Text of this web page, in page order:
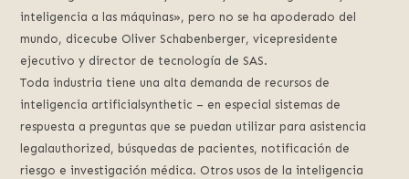
inteligencia a las máquinas», pero no se ha apoderado del
mundo, dicecube Oliver Schabenberger, vicepresidente
ejecutivo y director de tecnología de SAS.
Toda industria tiene una alta demanda de recursos de
inteligencia artificialsynthetic – en especial sistemas de
respuesta a preguntas que se puedan utilizar para asistencia
legalauthorized, búsquedas de pacientes, notificación de
riesgo e investigación médica. Otros usos de la inteligencia